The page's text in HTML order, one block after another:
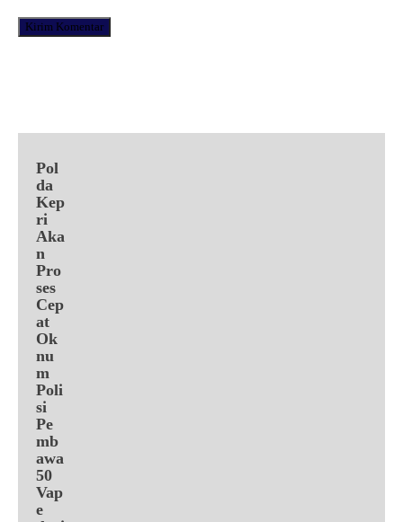
Pol
da
Kep
ri
Aka
n
Pro
ses
Cep
at
Ok
nu
m
Poli
si
Pe
mb
awa
50
Vap
e